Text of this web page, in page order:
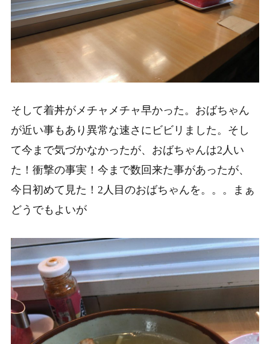
そして着丼がメチャメチャ早かった。おばちゃん
が近い事もあり異常な速さにビビリました。そし
て今まで気づかなかったが、おばちゃんは2人い
た！衝撃の事実！今まで数回来た事があったが、
今日初めて見た！2人目のおばちゃんを。。。まぁ
どうでもよいが